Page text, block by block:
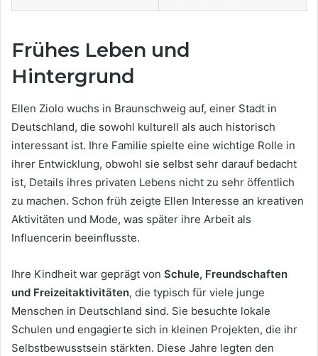
Frühes Leben und
Hintergrund
Ellen Ziolo wuchs in Braunschweig auf, einer Stadt in
Deutschland, die sowohl kulturell als auch historisch
interessant ist. Ihre Familie spielte eine wichtige Rolle in
ihrer Entwicklung, obwohl sie selbst sehr darauf bedacht
ist, Details ihres privaten Lebens nicht zu sehr öffentlich
zu machen. Schon früh zeigte Ellen Interesse an kreativen
Aktivitäten und Mode, was später ihre Arbeit als
Influencerin beeinflusste.
Ihre Kindheit war geprägt von Schule, Freundschaften
und Freizeitaktivitäten, die typisch für viele junge
Menschen in Deutschland sind. Sie besuchte lokale
Schulen und engagierte sich in kleinen Projekten, die ihr
Selbstbewusstsein stärkten. Diese Jahre legten den